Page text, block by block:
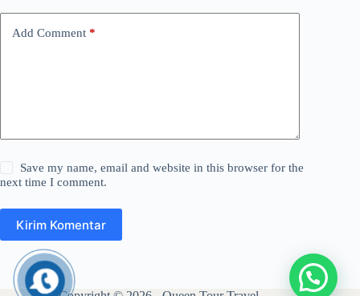
Add Comment *
Save my name, email and website in this browser for the
next time I comment.
Kirim Komentar